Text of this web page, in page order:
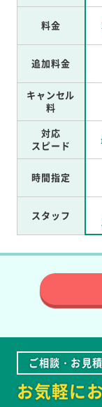
料金
追加料金
キャンセル
料
対応
スピード
時間指定
スタッフ
ご相談・お見
お気軽に